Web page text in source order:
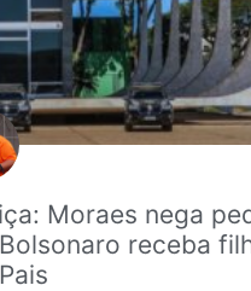
Moraes nega
receba